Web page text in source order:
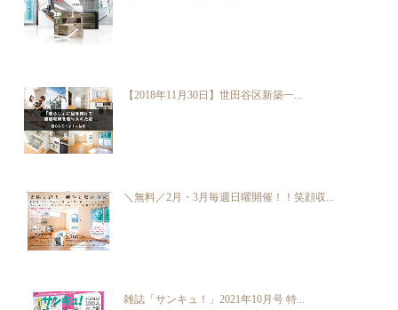
【2018年11月30日】世田谷区新築一...
＼無料／2月・3月毎週日曜開催！！笑顔収...
雑誌「サンキュ！」2021年10月号 特...